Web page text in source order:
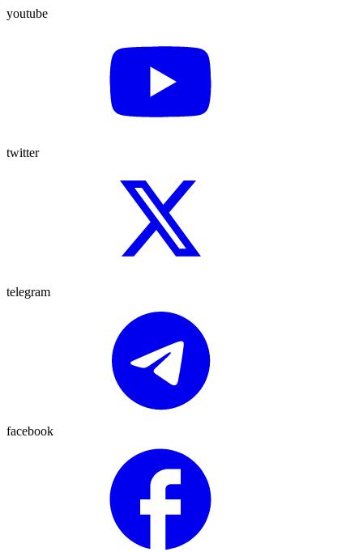
youtube
twitter
telegram
facebook